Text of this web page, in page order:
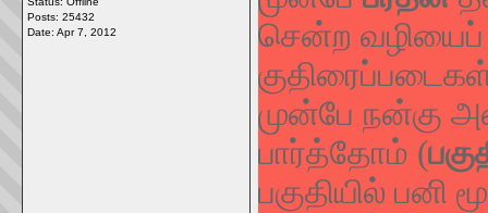
Posts: 25432
Date: Apr 7, 2012
சென்ற
முன்பே நன்கு
பார்த்தோம் (
பகுதியில் பனி